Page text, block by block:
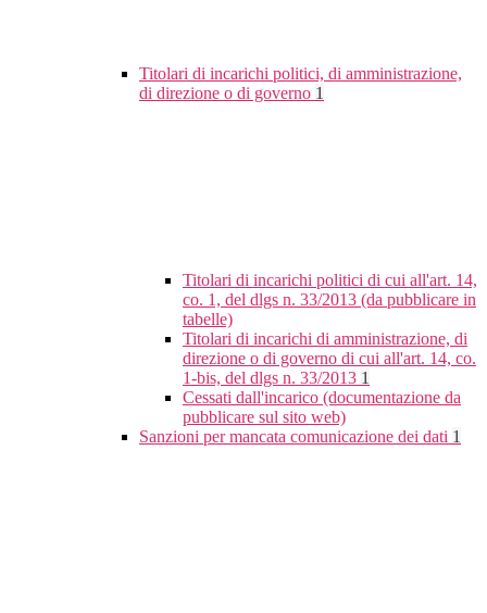
Titolari di incarichi politici, di amministrazione,
di direzione o di governo 1
Titolari di incarichi politici di cui all'art. 14,
co. 1, del dlgs n. 33/2013 (da pubblicare in
tabelle)
Titolari di incarichi di amministrazione, di
direzione o di governo di cui all'art. 14, co.
1-bis, del dlgs n. 33/2013 1
Cessati dall'incarico (documentazione da
pubblicare sul sito web)
Sanzioni per mancata comunicazione dei dati 1